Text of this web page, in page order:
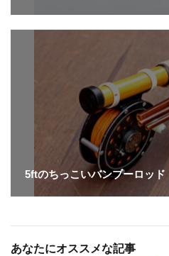
5ftのちっこいバンブーロッド
あなたにオススメな記事